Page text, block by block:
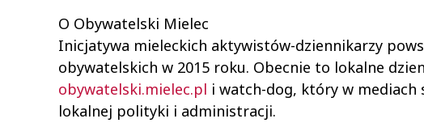
O Obywatelski Mielec
Inicjatywa mieleckich aktywistów-dziennikarzy
obywatelskich w 2015 roku. Obecnie to lokalne
obywatelski.mielec.pl i watch-dog, który w mediach
lokalnej polityki i administracji.